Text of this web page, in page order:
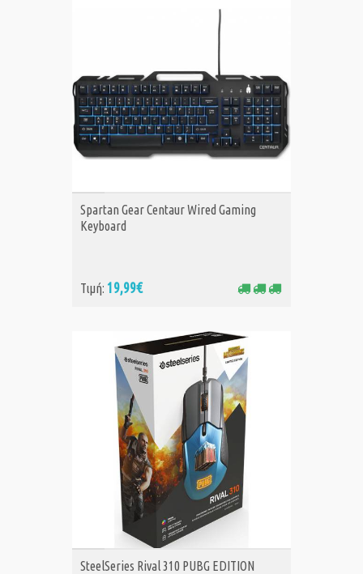
ΑΓΟΡΑ
Spartan Gear Centaur Wired Gaming
Keyboard
Τιμή: 19,99€
ΑΓΟΡΑ
SteelSeries Rival 310 PUBG EDITION